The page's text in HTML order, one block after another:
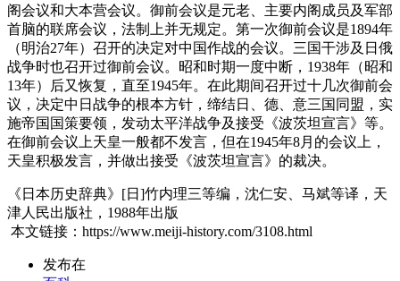
阁会议和大本营会议。御前会议是元老、主要内阁成员及军部
首脑的联席会议，法制上并无规定。第一次御前会议是1894年
（明治27年）召开的决定对中国作战的会议。三国干涉及日俄
战争时也召开过御前会议。昭和时期一度中断，1938年（昭和
13年）后又恢复，直至1945年。在此期间召开过十几次御前会
议，决定中日战争的根本方针，缔结日、德、意三国同盟，实
施帝国国策要领，发动太平洋战争及接受《波茨坦宣言》等。
在御前会议上天皇一般都不发言，但在1945年8月的会议上，
天皇积极发言，并做出接受《波茨坦宣言》的裁决。
《日本历史辞典》[日]竹内理三等编，沈仁安、马斌等译，天
津人民出版社，1988年出版
本文链接：https://www.meiji-history.com/3108.html
发布在